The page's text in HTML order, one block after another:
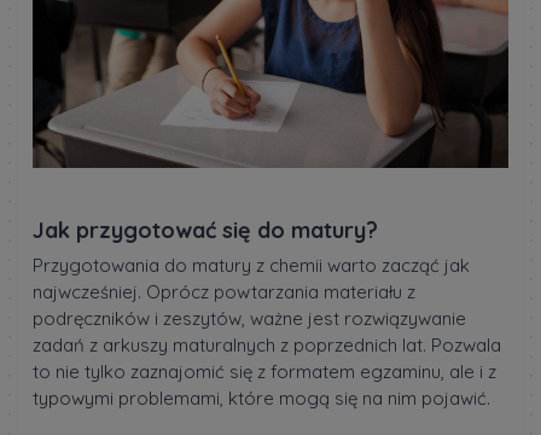
Jak przygotować się do matury?
Przygotowania do matury z chemii warto zacząć jak
najwcześniej. Oprócz powtarzania materiału z
podręczników i zeszytów, ważne jest rozwiązywanie
zadań z arkuszy maturalnych z poprzednich lat. Pozwala
to nie tylko zaznajomić się z formatem egzaminu, ale i z
typowymi problemami, które mogą się na nim pojawić.